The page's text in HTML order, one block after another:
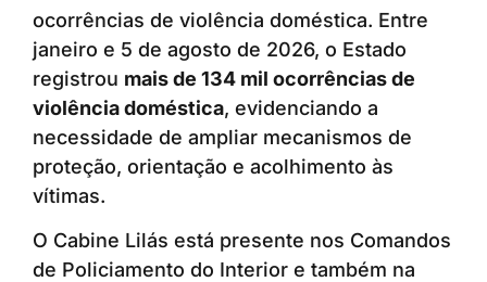
ocorrências de violência doméstica. Entre
janeiro e 5 de agosto de 2026, o Estado
registrou mais de 134 mil ocorrências de
violência doméstica, evidenciando a
necessidade de ampliar mecanismos de
proteção, orientação e acolhimento às
vítimas.
O Cabine Lilás está presente nos Comandos
de Policiamento do Interior e também na